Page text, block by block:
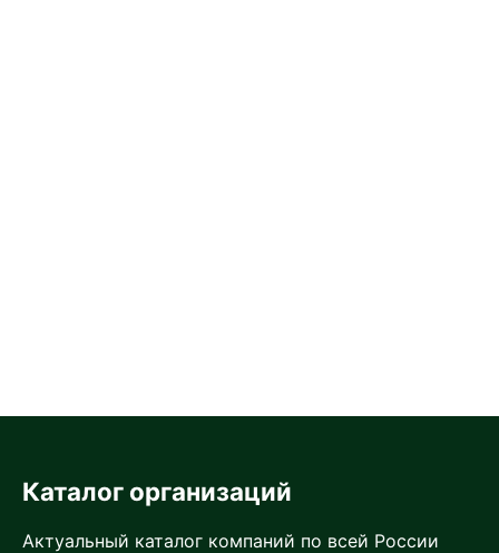
Каталог организаций
Актуальный каталог компаний по всей России